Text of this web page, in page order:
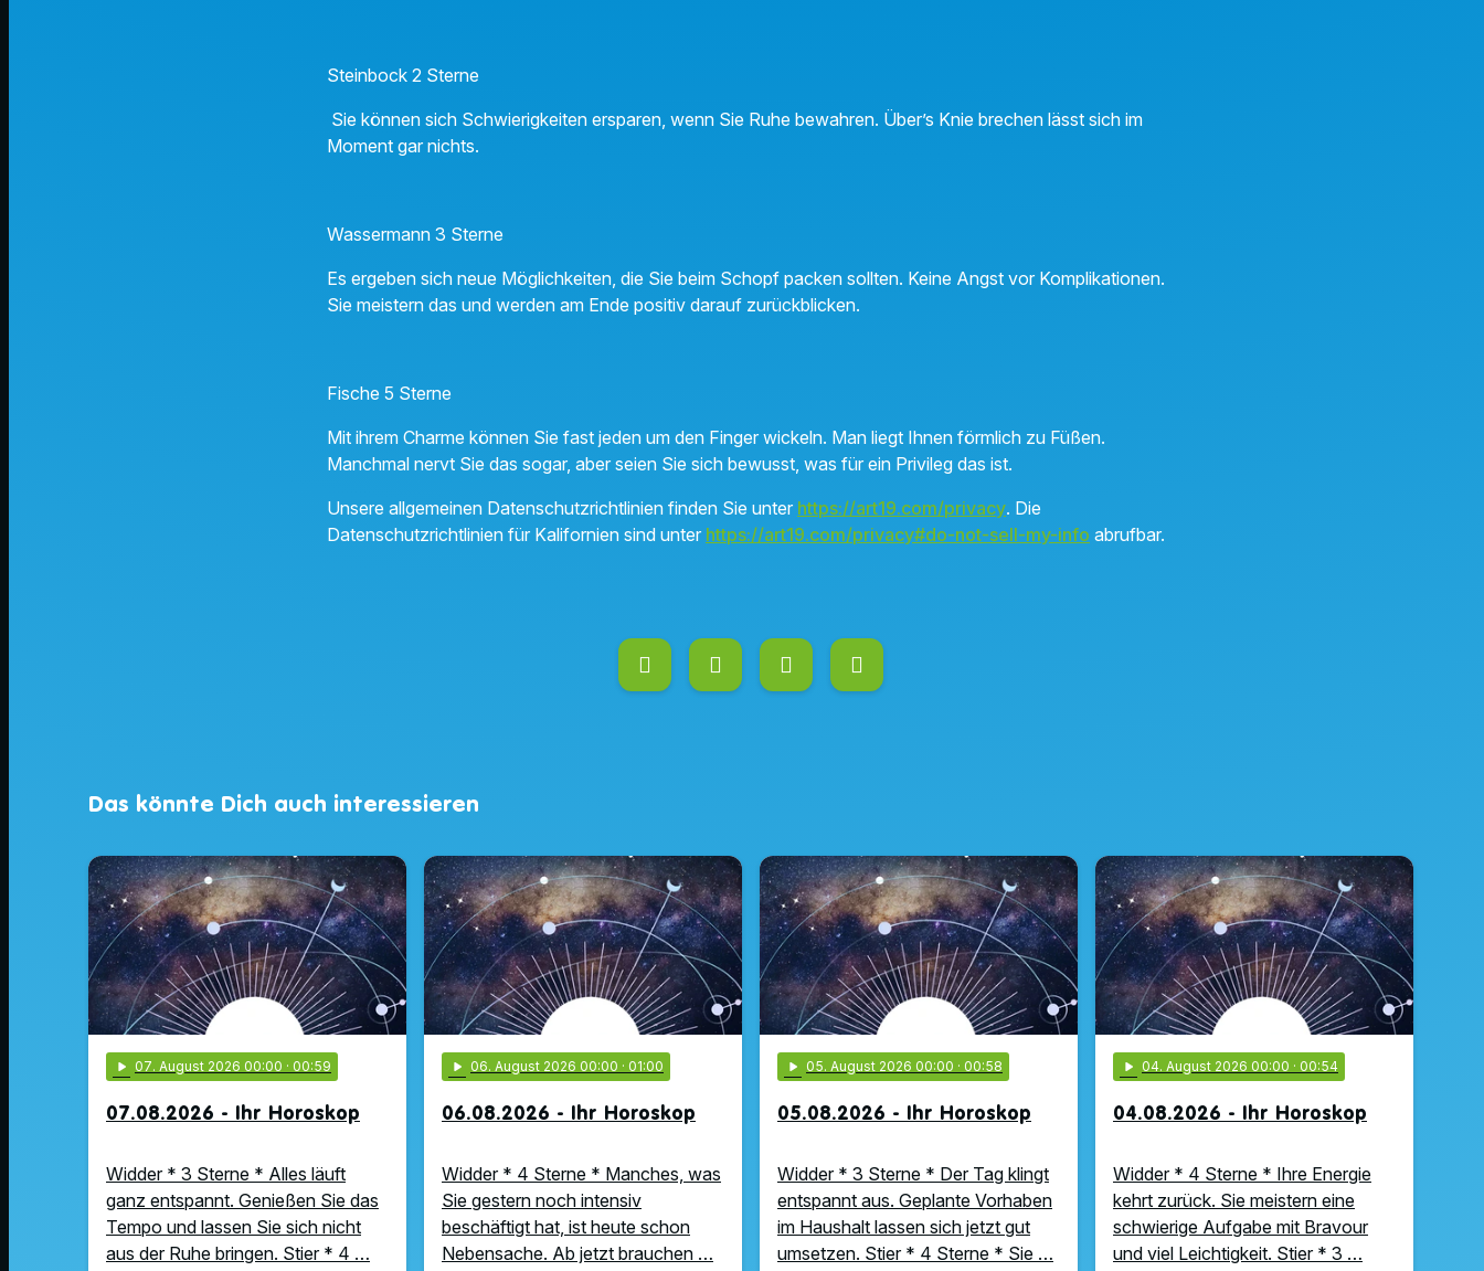
Steinbock 2 Sterne
Sie können sich Schwierigkeiten ersparen, wenn Sie Ruhe bewahren. Über’s Knie brechen lässt sich im
Moment gar nichts.
Wassermann 3 Sterne
Es ergeben sich neue Möglichkeiten, die Sie beim Schopf packen sollten. Keine Angst vor Komplikationen.
Sie meistern das und werden am Ende positiv darauf zurückblicken.
Fische 5 Sterne
Mit ihrem Charme können Sie fast jeden um den Finger wickeln. Man liegt Ihnen förmlich zu Füßen.
Manchmal nervt Sie das sogar, aber seien Sie sich bewusst, was für ein Privileg das ist.
Unsere allgemeinen Datenschutzrichtlinien finden Sie unter https://art19.com/privacy. Die
Datenschutzrichtlinien für Kalifornien sind unter https://art19.com/privacy#do-not-sell-my-info abrufbar.
Das könnte Dich auch interessieren
play_arrow 07. August 2026 00:00 · 00:59
07.08.2026 - Ihr Horoskop
Widder * 3 Sterne * Alles läuft
ganz entspannt. Genießen Sie das
Tempo und lassen Sie sich nicht
aus der Ruhe bringen. Stier * 4 …
play_arrow 06. August 2026 00:00 · 01:00
06.08.2026 - Ihr Horoskop
Widder * 4 Sterne * Manches, was
Sie gestern noch intensiv
beschäftigt hat, ist heute schon
Nebensache. Ab jetzt brauchen …
play_arrow 05. August 2026 00:00 · 00:58
05.08.2026 - Ihr Horoskop
Widder * 3 Sterne * Der Tag klingt
entspannt aus. Geplante Vorhaben
im Haushalt lassen sich jetzt gut
umsetzen. Stier * 4 Sterne * Sie …
play_arrow 04. August 2026 00:00 · 00:54
04.08.2026 - Ihr Horoskop
Widder * 4 Sterne * Ihre Energie
kehrt zurück. Sie meistern eine
schwierige Aufgabe mit Bravour
und viel Leichtigkeit. Stier * 3 …